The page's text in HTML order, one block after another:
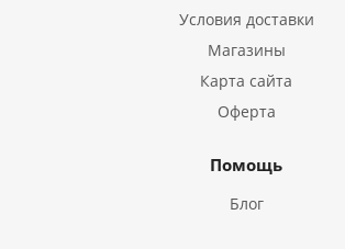
Условия доставки
Магазины
Карта сайта
Оферта
Помощь
Блог